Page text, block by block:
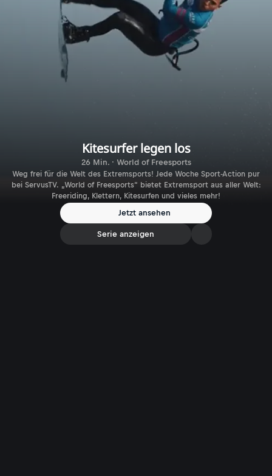
Kitesurfer legen los
26 Min. · World of Freesports
Weg frei für die Welt des Extremsports! Jede Woche Sport-Action pur
bei ServusTV. „World of Freesports“ bietet Extremsport aus aller Welt:
Freeriding, Klettern, Kitesurfen und vieles mehr!
Jetzt ansehen
Serie anzeigen